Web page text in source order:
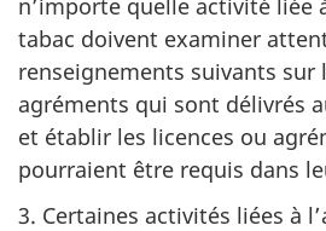
tabac doivent examiner
renseignements suivants sur
agréments qui sont délivrés
et établir les licences ou
pourraient être requis dans
3. Certaines activités liées à